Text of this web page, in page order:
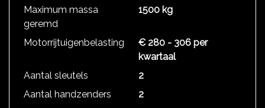
Maximum massa
geremd
1500 kg
Motorrijtuigenbelasting
€ 280 - 306 per
kwartaal
Aantal sleutels
2
Aantal handzenders
2